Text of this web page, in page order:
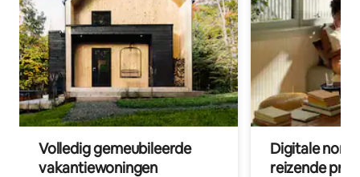
Volledig gemeubileerde
vakantiewoningen
Digitale
reizende